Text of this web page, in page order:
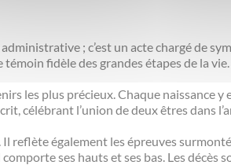
; c’est un acte chargé de
fidèle des grandes étapes de la vie.
les plus précieux. Chaque naissance y
célébrant l’union de deux êtres dans
reflète également les épreuves
ses hauts et ses bas. Les décès